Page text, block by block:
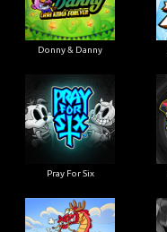
Donny & Danny
Pray For Six